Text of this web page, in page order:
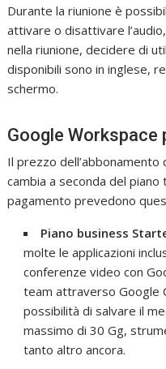
Durante la riunione è
attivare o disattivare
nella riunione, decidere di
disponibili sono in inglese,
schermo.
Google
Il prezzo dell’abbonamento
cambia a seconda del
pagamento prevedono
Piano business
molte le applicazioni
conferenze video con
team attraverso Google
possibilità di salvare il
massimo di 30 Gg,
tanto altro ancora.